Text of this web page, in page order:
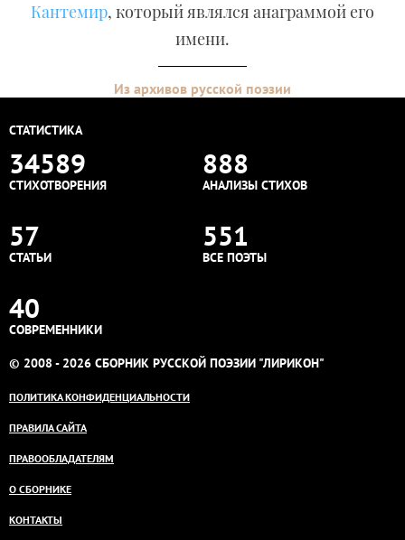
Кантемир, который являлся анаграммой его
имени.
Из архивов русской поэзии
СТАТИСТИКА
34589
СТИХОТВОРЕНИЯ
888
АНАЛИЗЫ СТИХОВ
57
СТАТЬИ
551
ВСЕ ПОЭТЫ
40
СОВРЕМЕННИКИ
© 2008 - 2026 СБОРНИК РУССКОЙ ПОЭЗИИ "ЛИРИКОН"
ПОЛИТИКА КОНФИДЕНЦИАЛЬНОСТИ
ПРАВИЛА САЙТА
ПРАВООБЛАДАТЕЛЯМ
О СБОРНИКЕ
КОНТАКТЫ